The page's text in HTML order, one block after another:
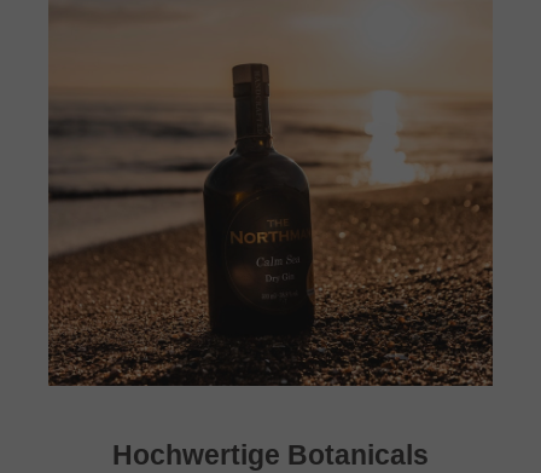
Hochwertige Botanicals